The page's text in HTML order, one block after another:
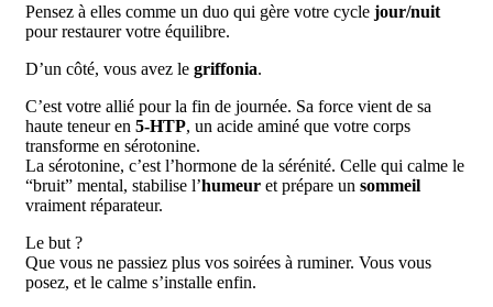
Pensez à elles comme un duo qui gère votre cycle jour/nuit
pour restaurer votre équilibre.
D’un côté, vous avez le griffonia.
C’est votre allié pour la fin de journée. Sa force vient de sa
haute teneur en 5-HTP, un acide aminé que votre corps
transforme en sérotonine.
La sérotonine, c’est l’hormone de la sérénité. Celle qui calme le
“bruit” mental, stabilise l’humeur et prépare un sommeil
vraiment réparateur.
Le but ?
Que vous ne passiez plus vos soirées à ruminer. Vous vous
posez, et le calme s’installe enfin.